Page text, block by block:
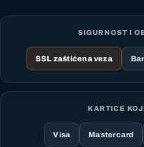
SIGURNOST I
SSL zaštićena veza
KARTICE
Visa Mastercard